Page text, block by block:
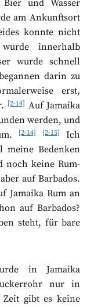
und Wasser
am Ankunftsort
konnte nicht
innerhalb
wurde schnell
darin zu
erst,
[2-14] Auf Jamaika
werden, und
[2-14] [2-15]
Ich
meine Bedenken
noch keine Rum-
auf Barbados.
Jamaika Rum an
auf Barbados?
steht, für bare
in Jamaika
nur in
Zeit gibt es keine